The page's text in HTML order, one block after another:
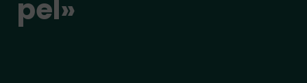
pel»